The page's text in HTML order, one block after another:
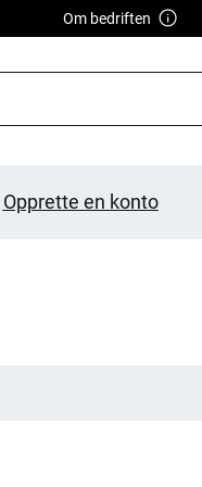
Om bedriften
Opprette en konto